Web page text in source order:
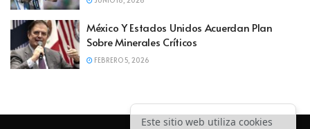
México Y Estados Unidos Acuerdan Plan
Sobre Minerales Críticos
FEBRERO 5, 2026
Este sitio web utiliza cookies